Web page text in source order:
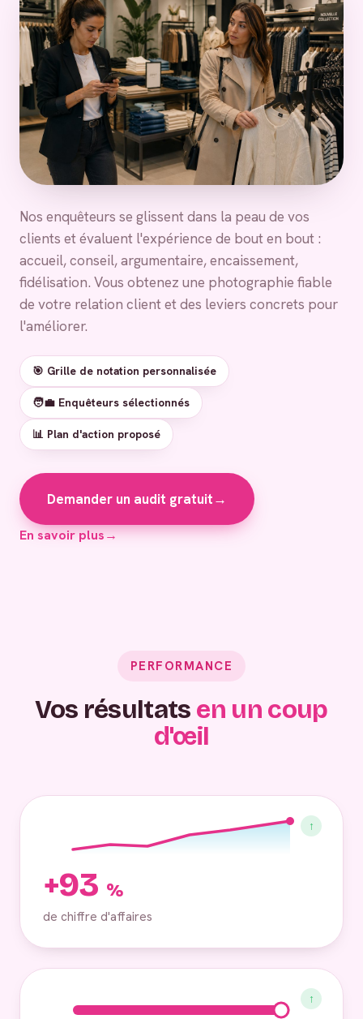
Nos enquêteurs se glissent dans la peau de vos
clients et évaluent l'expérience de bout en bout :
accueil, conseil, argumentaire, encaissement,
fidélisation. Vous obtenez une photographie fiable
de votre relation client et des leviers concrets pour
l'améliorer.
🎯 Grille de notation personnalisée
🧑‍💼 Enquêteurs sélectionnés
📊 Plan d'action proposé
Demander un audit gratuit→
En savoir plus→
PERFORMANCE
Vos résultats en un coup
d'œil
↑
+93 %
de chiffre d'affaires
↑